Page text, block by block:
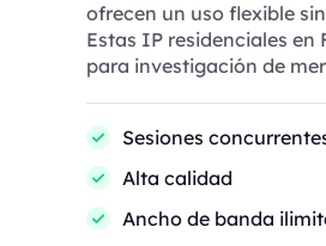
ofrecen un uso flexible
Estas IP residenciales en
para investigación de
Sesiones
Alta calidad
Ancho de banda